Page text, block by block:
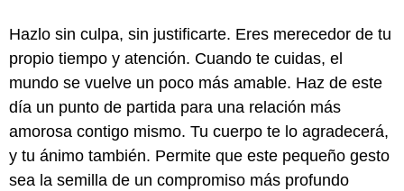
Hazlo sin culpa, sin justificarte. Eres merecedor de tu
propio tiempo y atención. Cuando te cuidas, el
mundo se vuelve un poco más amable. Haz de este
día un punto de partida para una relación más
amorosa contigo mismo. Tu cuerpo te lo agradecerá,
y tu ánimo también. Permite que este pequeño gesto
sea la semilla de un compromiso más profundo